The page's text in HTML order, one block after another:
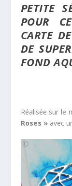
PETITE
POUR
CARTE
DE
FOND
Réalisée sur le
Roses »avec